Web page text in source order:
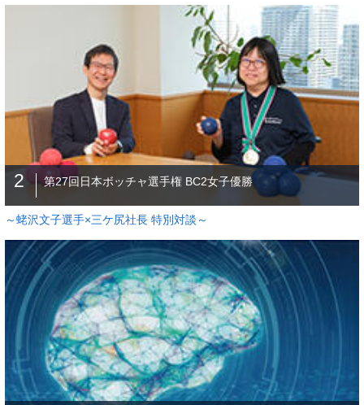
2 第27回日本ボッチャ選手権 BC2女子優勝
～蛯沢文子選手×三ケ尻社長 特別対談～